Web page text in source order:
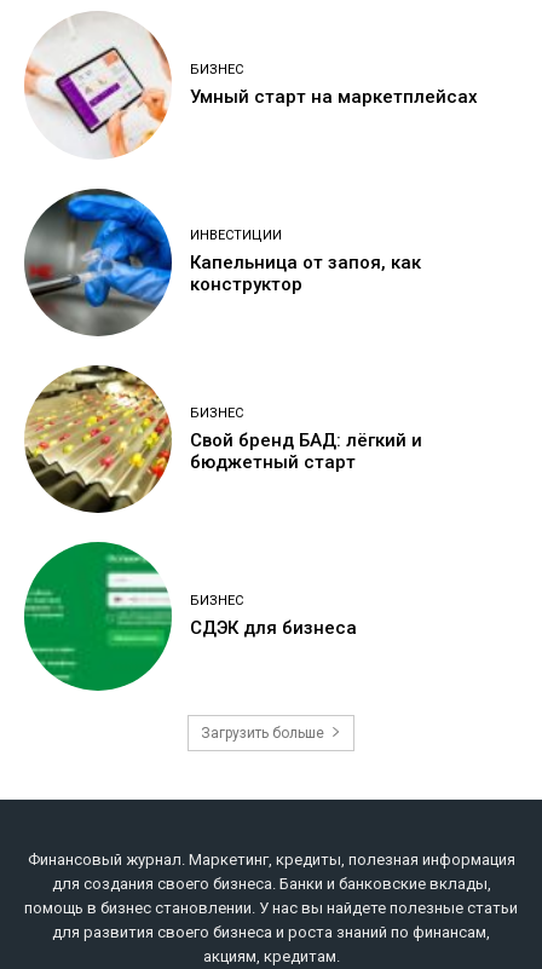
БИЗНЕС
Умный старт на маркетплейсах
ИНВЕСТИЦИИ
Капельница от запоя, как
конструктор
БИЗНЕС
Свой бренд БАД: лёгкий и
бюджетный старт
БИЗНЕС
СДЭК для бизнеса
Загрузить больше
Финансовый журнал. Маркетинг, кредиты, полезная информация
для создания своего бизнеса. Банки и банковские вклады,
помощь в бизнес становлении. У нас вы найдете полезные статьи
для развития своего бизнеса и роста знаний по финансам,
акциям, кредитам.